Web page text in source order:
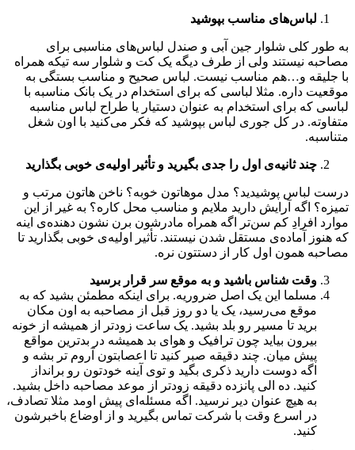
لباس‌های مناسب بپوشید
به طور کلی شلوار جین آبی و صندل لباس‌های مناسبی برای
مصاحبه نیستند ولی از طرف دیگه یک کت و شلوار سه تیکه همراه
با جلیقه و…هم مناسب نیست. لباس صحیح و مناسب بستگی به
موقعیت داره. مثلا لباسی که برای استخدام در یک بانک مناسبه با
لباسی که برای استخدام به عنوان دستیار یا طراح لباس مناسبه
متفاوته. در کل جوری لباس بپوشید که فکر می‌کنید با اون شغل
متناسبه.
چند ثانیه‌ی اول را جدی بگیرید و تأثیر اولیه‌ی خوبی بگذارید
درست لباس پوشیدید؟ مدل موهاتون خوبه؟ ناخن هاتون مرتب و
تمیزه؟ اگه آرایش دارید ملایم و مناسب محل کاره؟ به غیر از این
موارد افرادِ کم سن‌تر اگه همراه مادرشون برن نشون دهنده‌ی اینه
که هنوز آماده‌ی مستقل شدن نیستند. تأثیر اولیه‌ی خوبی بگذارید تا
مصاحبه همون اول کار از دستتون نره.
وقت شناس باشید و به موقع سر قرار برسید
مسلما این یک اصل ضروریه. برای اینکه مطمئن بشید که به
موقع می‌رسید، یک یا دو روز قبل از مصاحبه به اون مکان
برید تا مسیر رو بلد بشید. یک ساعت زودتر از همیشه از خونه
بیرون بیاید چون ترافیک و هوای بد همیشه در بدترین مواقع
پیش میان. چند دقیقه صبر کنید تا اعصابتون آروم تر بشه و
اگه دوست دارید ذکری بگید و توی آینه خودتون رو برانداز
کنید. ده الی پانزده دقیقه زودتر از موعد مصاحبه داخل بشید.
به هیچ عنوان دیر نرسید. اگه مسئله‌ای پیش اومد مثلا تصادف،
در اسرع وقت با شرکت تماس بگیرید و از اوضاع باخبرشون
کنید.